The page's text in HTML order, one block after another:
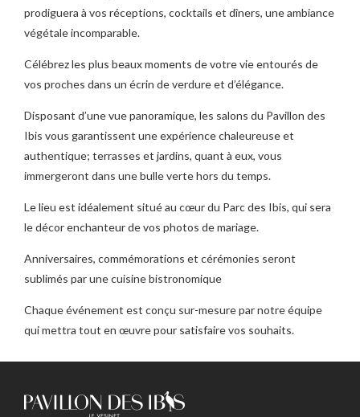
prodiguera à vos réceptions, cocktails et dîners, une ambiance
végétale incomparable.
Célébrez les plus beaux moments de votre vie entourés de
vos proches dans un écrin de verdure et d’élégance.
Disposant d’une vue panoramique, les salons du Pavillon des
Ibis vous garantissent une expérience chaleureuse et
authentique; terrasses et jardins, quant à eux, vous
immergeront dans une bulle verte hors du temps.
Le lieu est idéalement situé au cœur du Parc des Ibis, qui sera
le décor enchanteur de vos photos de mariage.
Anniversaires, commémorations et cérémonies seront
sublimés par une cuisine bistronomique
Chaque événement est conçu sur-mesure par notre équipe
qui mettra tout en œuvre pour satisfaire vos souhaits.